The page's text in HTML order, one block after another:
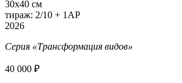
30х40 см
тираж: 2/10 + 1AP
2026
Серия «Трансформация видов»
40 000 ₽